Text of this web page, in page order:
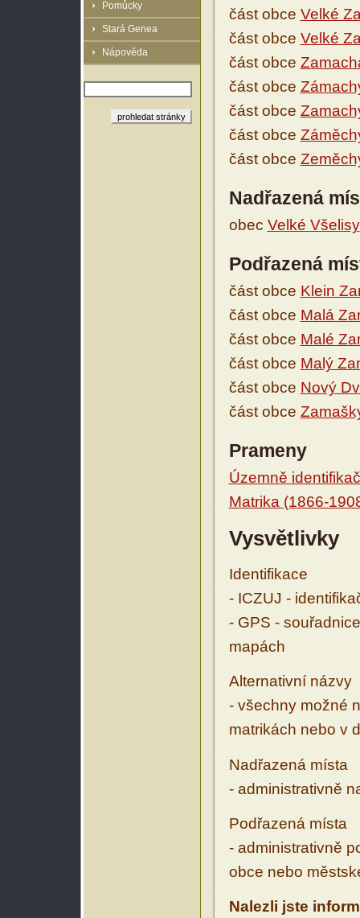
Pomůcky
Stará Genea
Nápověda
část obce Velké
část obce Velké
část obce
část obce
část obce
část obce
část obce
Nadřazená
obec Velké Všelisy
Podřazená
část obce Klein
část obce Malá
část obce Malé
část obce Malý
část obce Nový
část obce
Prameny
Územně
Matrika (1866-
Vysvětlivky
Identifikace
- ICZUJ -
- GPS -
mapách
Alternativní názvy
- všechny možné
matrikách nebo v
Nadřazená místa
- administrativně
Podřazená místa
- administrativně
obce nebo
Nalezli jste